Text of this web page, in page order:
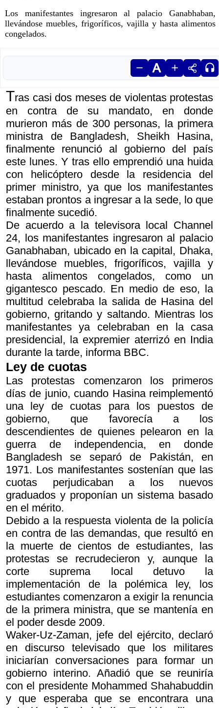
Los manifestantes ingresaron al palacio Ganabhaban,
llevándose muebles, frigoríficos, vajilla y hasta alimentos
congelados.
Tras casi dos meses de violentas protestas
en contra de su mandato, en donde
murieron más de 300 personas, la primera
ministra de Bangladesh, Sheikh Hasina,
finalmente renunció al gobierno del país
este lunes. Y tras ello emprendió una huida
con helicóptero desde la residencia del
primer ministro, ya que los manifestantes
estaban prontos a ingresar a la sede, lo que
finalmente sucedió.
De acuerdo a la televisora local Channel
24, los manifestantes ingresaron al palacio
Ganabhaban, ubicado en la capital, Dhaka,
llevándose muebles, frigoríficos, vajilla y
hasta alimentos congelados, como un
gigantesco pescado. En medio de eso, la
multitud celebraba la salida de Hasina del
gobierno, gritando y saltando. Mientras los
manifestantes ya celebraban en la casa
presidencial, la expremier aterrizó en India
durante la tarde, informa BBC.
Ley de cuotas
Las protestas comenzaron los primeros
días de junio, cuando Hasina reimplementó
una ley de cuotas para los puestos de
gobierno, que favorecía a los
descendientes de quienes pelearon en la
guerra de independencia, en donde
Bangladesh se separó de Pakistán, en
1971. Los manifestantes sostenían que las
cuotas perjudicaban a los nuevos
graduados y proponían un sistema basado
en el mérito.
Debido a la respuesta violenta de la policía
en contra de las demandas, que resultó en
la muerte de cientos de estudiantes, las
protestas se recrudecieron y, aunque la
corte suprema local detuvo la
implementación de la polémica ley, los
estudiantes comenzaron a exigir la renuncia
de la primera ministra, que se mantenía en
el poder desde 2009.
Waker-Uz-Zaman, jefe del ejército, declaró
en discurso televisado que los militares
iniciarían conversaciones para formar un
gobierno interino. Añadió que se reuniría
con el presidente Mohammed Shahabuddin
y que esperaba que se encontrara una